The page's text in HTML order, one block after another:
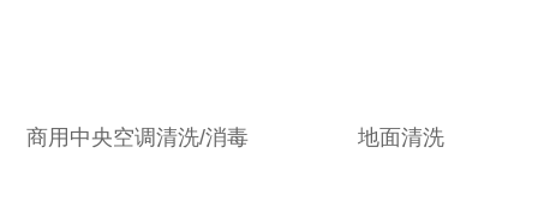
商用中央空调清洗/消毒 地面清洗